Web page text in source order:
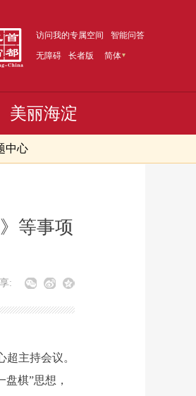
访问我的专属空间 智能问答
无障碍 长者版 简体
中心
美丽海淀
等事项
:
主持会议。
棋”思想，